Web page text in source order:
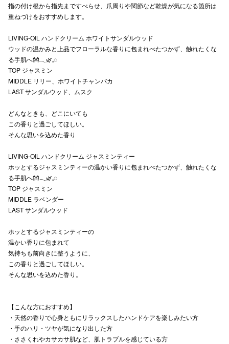
指の付け根から指先まですべらせ、爪周りや関節など乾燥が気になる箇所は
重ねづけをおすすめします。
LIVING-OIL ハンドクリーム ホワイトサンダルウッド
ウッドの温かみと上品でフローラルな香りに包まれべたつかず、触れたくな
る手肌へ👐‪𓂃🌿𓈒◌
TOP ジャスミン
MIDDLE リリー、ホワイトチャンバカ
LAST サンダルウッド、ムスク
どんなときも、どこにいても
この香りと過ごしてほしい。
そんな思いを込めた香り
LIVING-OIL ハンドクリーム ジャスミンティー
ホッとするジャスミンティーの温かい香りに包まれべたつかず、触れたくな
る手肌へ👐‪𓂃🌿𓈒◌
TOP ジャスミン
MIDDLE ラベンダー
LAST サンダルウッド
ホッとするジャスミンティーの
温かい香りに包まれて
気持ちも前向きに整うように、
この香りと過ごしてほしい。
そんな思いを込めた香り。
【こんな方におすすめ】
・天然の香りで心身ともにリラックスしたハンドケアを楽しみたい方
・手のハリ・ツヤが気になり出した方
・ささくれやカサカサ肌など、肌トラブルを感じている方